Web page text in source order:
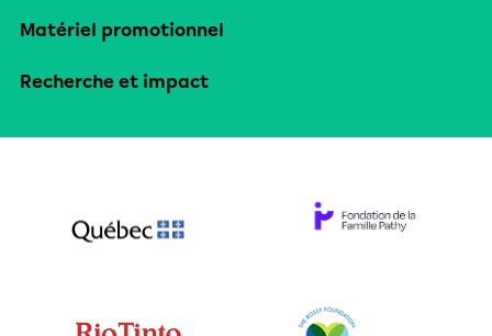
Matériel promotionnel
Recherche et impact